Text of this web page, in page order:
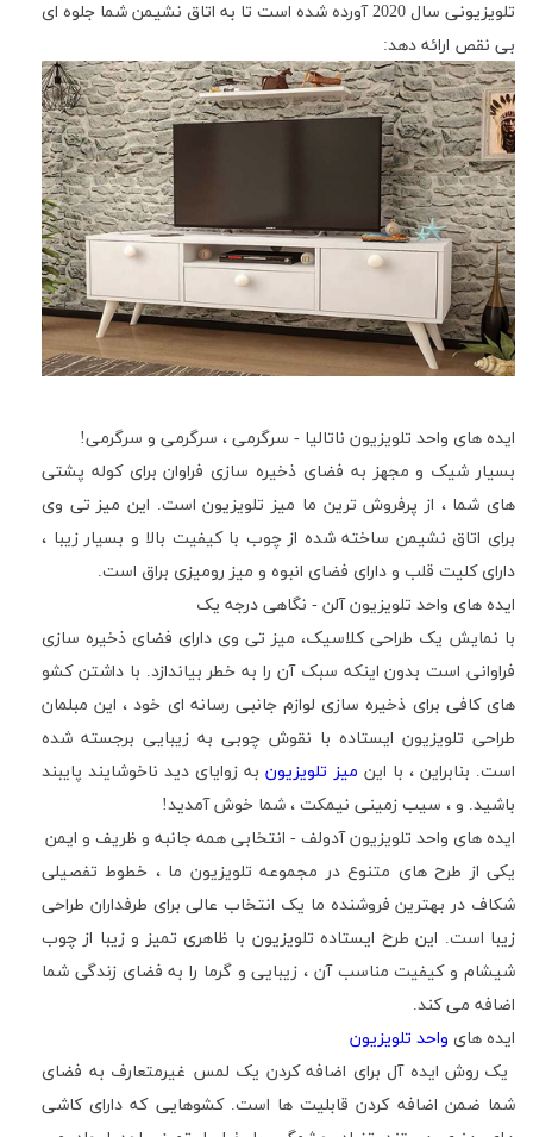
تلویزیونی سال 2020 آورده شده است تا به اتاق نشیمن شما جلوه ای
بی نقص ارائه دهد:
ایده های واحد تلویزیون ناتالیا - سرگرمی ، سرگرمی و سرگرمی!
بسیار شیک و مجهز به فضای ذخیره سازی فراوان برای کوله پشتی
های شما ، از پرفروش ترین ما میز تلویزیون است. این میز تی وی
برای اتاق نشیمن ساخته شده از چوب با کیفیت بالا و بسیار زیبا ،
دارای کلیت قلب و دارای فضای انبوه و میز رومیزی براق است.
ایده های واحد تلویزیون آلن - نگاهی درجه یک
با نمایش یک طراحی کلاسیک، میز تی وی دارای فضای ذخیره سازی
فراوانی است بدون اینکه سبک آن را به خطر بیاندازد. با داشتن کشو
های کافی برای ذخیره سازی لوازم جانبی رسانه ای خود ، این مبلمان
طراحی تلویزیون ایستاده با نقوش چوبی به زیبایی برجسته شده
است. بنابراین ، با این میز تلویزیونبه زوایای دید ناخوشایند پایبند
باشید. و ، سیب زمینی نیمکت ، شما خوش آمدید!
ایده های واحد تلویزیون آدولف - انتخابی همه جانبه و ظریف و ایمن
یکی از طرح های متنوع در مجموعه تلویزیون ما ، خطوط تفصیلی
شکاف در بهترین فروشنده ما یک انتخاب عالی برای طرفداران طراحی
زیبا است. این طرح ایستاده تلویزیون با ظاهری تمیز و زیبا از چوب
شیشام و کیفیت مناسب آن ، زیبایی و گرما را به فضای زندگی شما
اضافه می کند.
ایده های واحد تلویزیون
یک روش ایده آل برای اضافه کردن یک لمس غیرمتعارف به فضای
شما ضمن اضافه کردن قابلیت ها است.کشوهایی که دارای کاشی